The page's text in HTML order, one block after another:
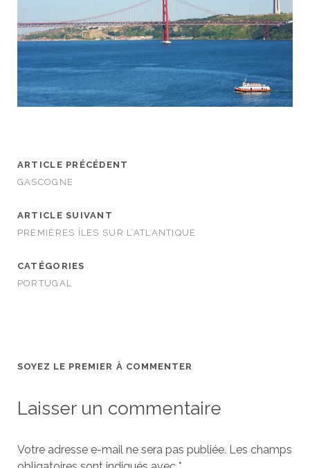
ARTICLE PRÉCÉDENT
GASCOGNE
ARTICLE SUIVANT
PREMIÈRES ÎLES SUR L’ATLANTIQUE
CATÉGORIES
PORTUGAL
SOYEZ LE PREMIER À COMMENTER
Laisser un commentaire
Votre adresse e-mail ne sera pas publiée. Les champs